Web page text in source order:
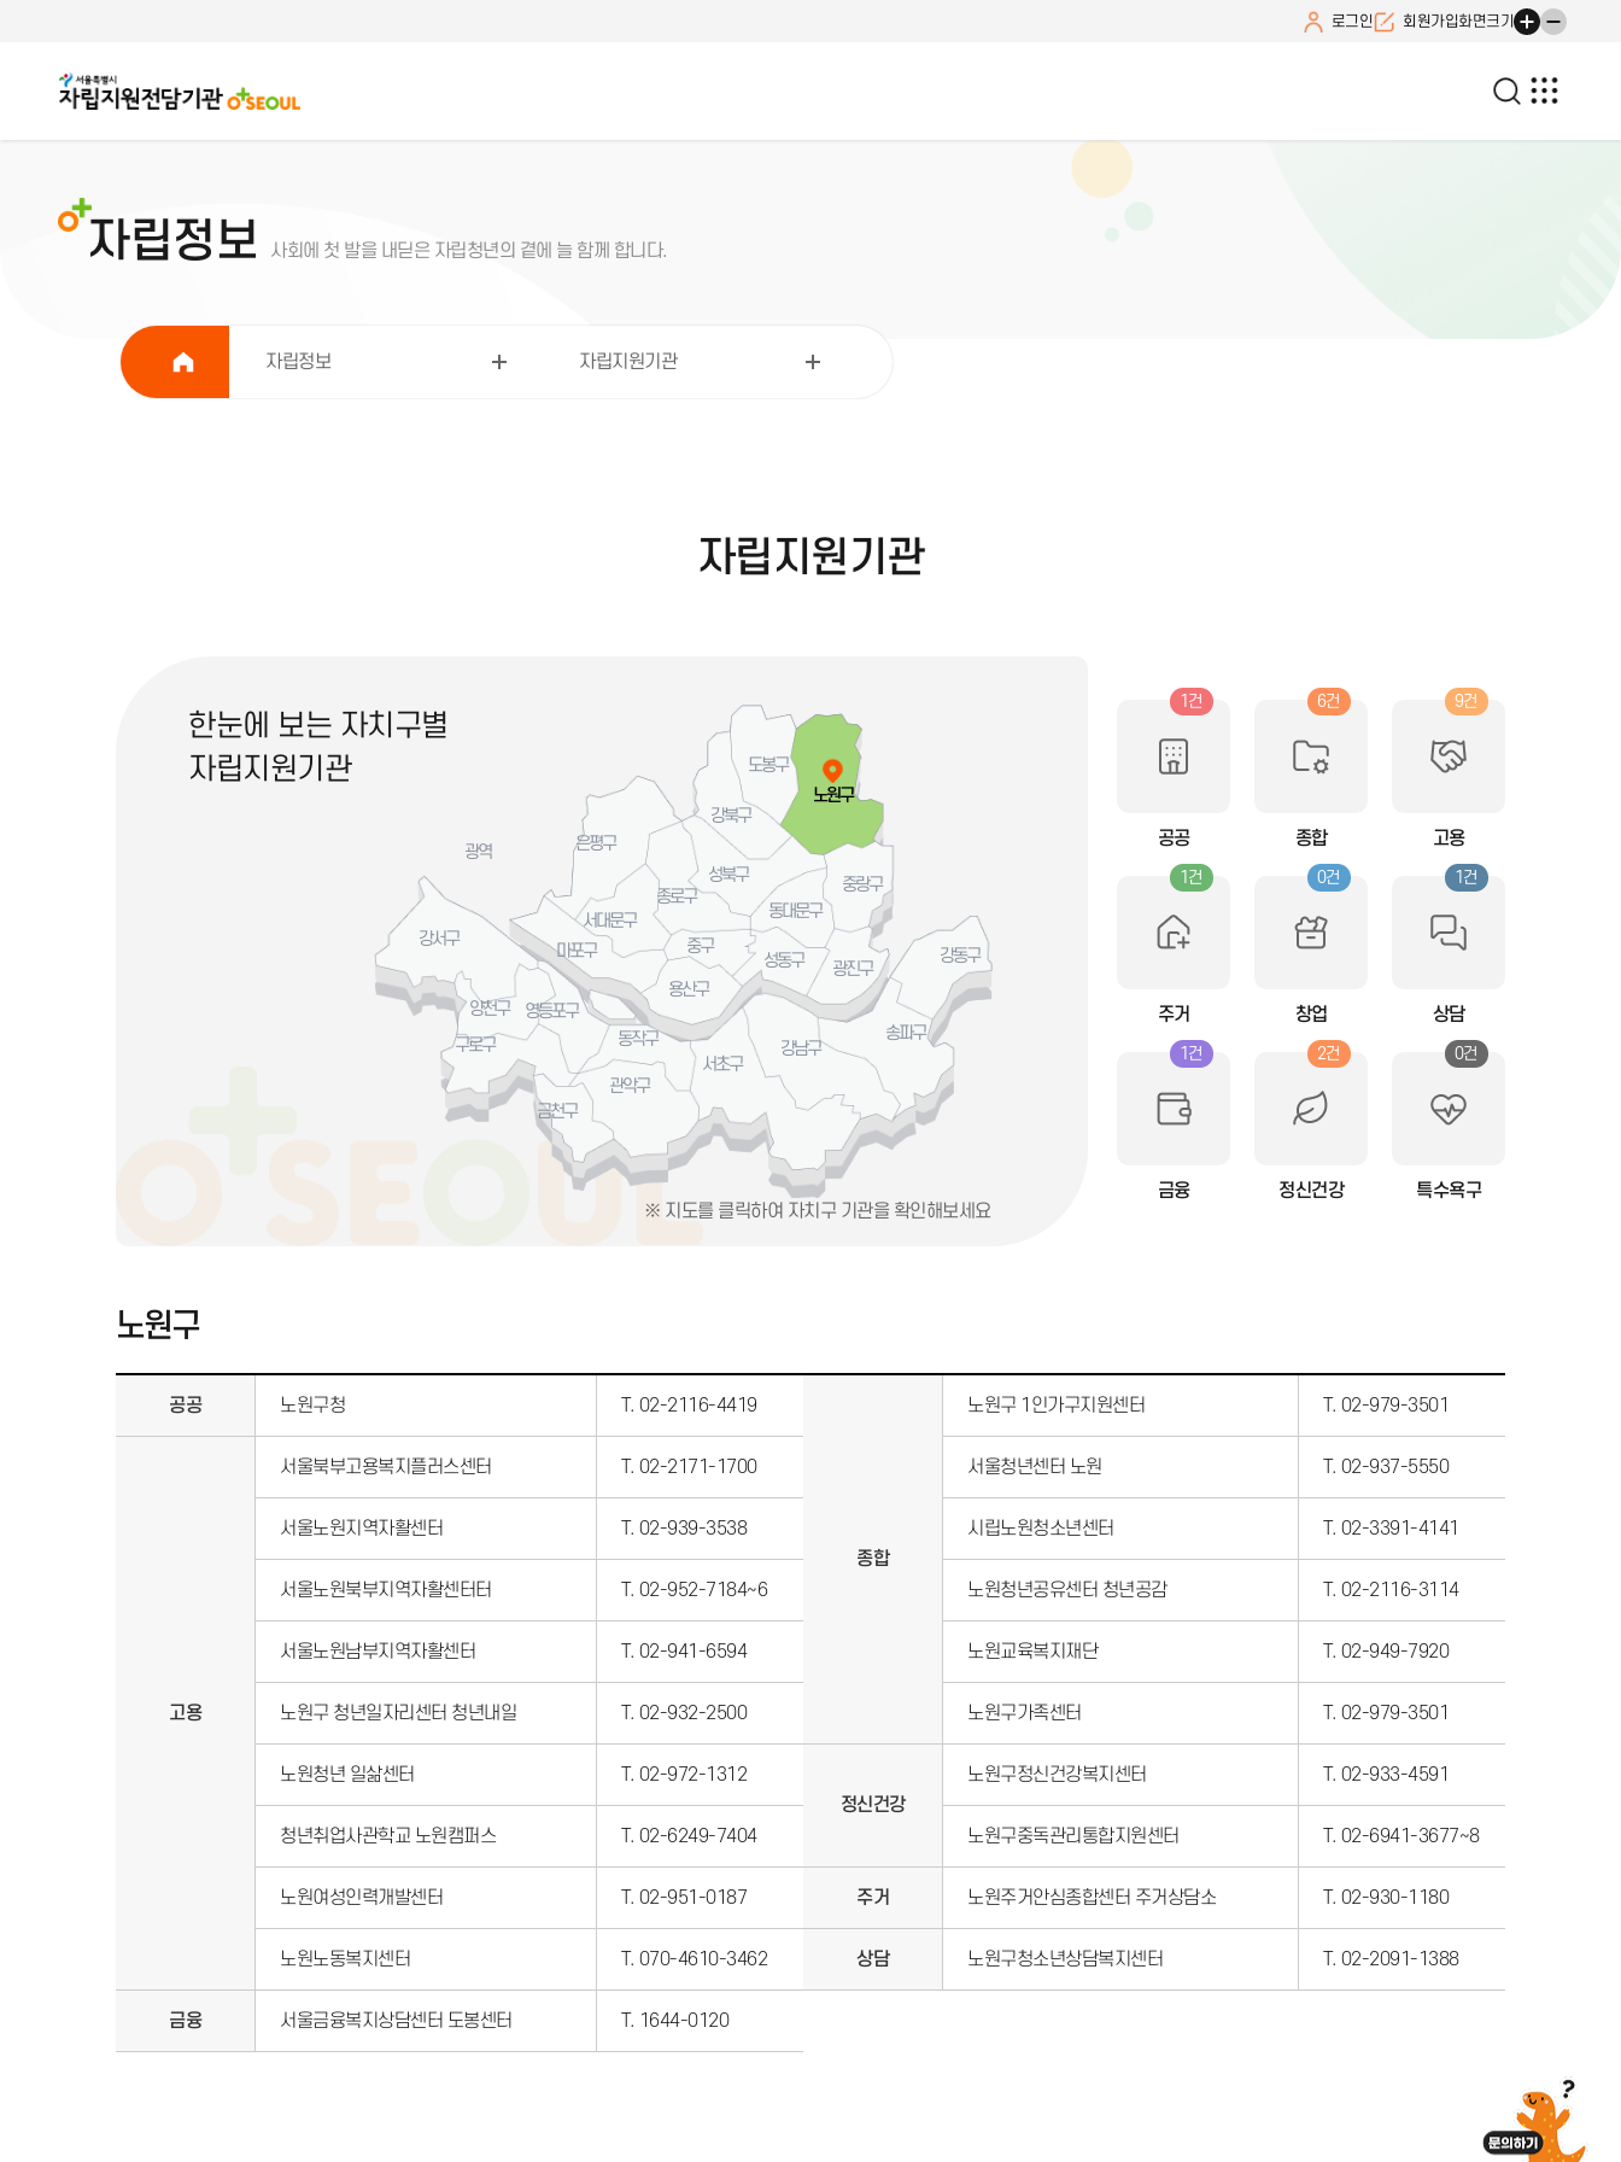
로그인 회원가입화면크기
자립정보 사회에 첫 발을 내딛은 자립청년의 곁에 늘 함께 합니다.
자립정보 자립지원기관
자립지원기관
한눈에 보는 자치구별
자립지원기관
도봉구
노원구
강북구
성북구
은평구
중랑구
종로구
동대문구
서대문구
중구
마포구 성동구
광진구
용산구
강서구
양천구
영등포구
동작구
구로구 강남구
송파구
관악구
금천구
서초구
강동구
광역
※ 지도를 클릭하여 자치구 기관을 확인해보세요
1건
공공
6건
종합
9건
고용
1건
주거
0건
창업
1건
상담
1건
금융
2건
정신건강
0건
특수욕구
노원구
공공 노원구청 T. 02-2116-4419
종합
노원구 1인가구지원센터 T. 02-979-3501
고용
서울북부고용복지플러스센터 T. 02-2171-1700 서울청년센터 노원 T. 02-937-5550
서울노원지역자활센터 T. 02-939-3538 시립노원청소년센터 T. 02-3391-4141
서울노원북부지역자활센터터 T. 02-952-7184~6 노원청년공유센터 청년공감 T. 02-2116-3114
서울노원남부지역자활센터 T. 02-941-6594 노원교육복지재단 T. 02-949-7920
노원구 청년일자리센터 청년내일 T. 02-932-2500 노원구가족센터 T. 02-979-3501
노원청년 일삶센터
T. 02-972-1312
정신건강
노원구정신건강복지센터 T. 02-933-4591
청년취업사관학교 노원캠퍼스 T. 02-6249-7404 노원구중독관리통합지원센터 T. 02-6941-3677~8
노원여성인력개발센터 T. 02-951-0187 주거 노원주거안심종합센터 주거상담소 T. 02-930-1180
노원노동복지센터 T. 070-4610-3462 상담 노원구청소년상담복지센터 T. 02-2091-1388
금융 서울금융복지상담센터 도봉센터 T. 1644-0120